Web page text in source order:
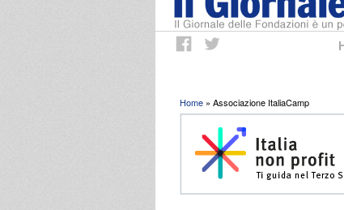
Tu sei qui
Home » Associazione ItaliaCamp